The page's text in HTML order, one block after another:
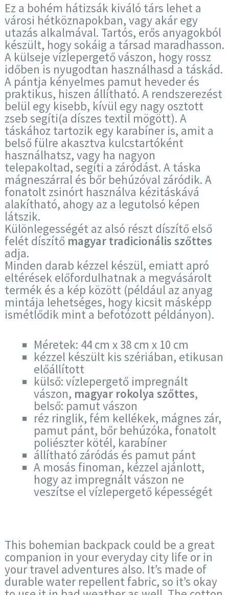
Ez a bohém hátizsák kiváló társ lehet a
városi hétköznapokban, vagy akár egy
utazás alkalmával. Tartós, erős anyagokból
készült, hogy sokáig a társad maradhasson.
A külseje vízlepergető vászon, hogy rossz
időben is nyugodtan használhasd a táskád.
A pántja kényelmes pamut heveder és
praktikus, hiszen állítható. A rendszerezést
belül egy kisebb, kívül egy nagy osztott
zseb segíti(a díszes textil mögött). A
táskához tartozik egy karabíner is, amit a
belső fülre akasztva kulcstartóként
használhatsz, vagy ha nagyon
telepakoltad, segíti a záródást. A táska
mágneszárral és bőr behúzóval záródik. A
fonatolt zsinórt használva kézitáskává
alakítható, ahogy az a legutolsó képen
látszik.
Különlegességét az alsó részt díszítő első
felét díszítő magyar tradicionális szőttes
adja.
Minden darab kézzel készül, emiatt apró
eltérések előfordulhatnak a megvásárolt
termék és a kép között (például az anyag
mintája lehetséges, hogy kicsit másképp
ismétlődik mint a befotózott példányon).
Méretek: 44 cm x 38 cm x 10 cm
kézzel készült kis szériában, etikusan
előállított
külső: vízlepergető impregnált
vászon, magyar rokolya szőttes,
belső: pamut vászon
réz ringlik, fém kellékek, mágnes zár,
pamut pánt, bőr behúzóka, fonatolt
poliészter kötél, karabíner
állítható záródás és pamut pánt
A mosás finoman, kézzel ajánlott,
hogy az impregnált vászon ne
veszítse el vízlepergető képességét
This bohemian backpack could be a great
companion in your everyday city life or in
your travel adventures also. It’s made of
durable water repellent fabric, so it’s okay